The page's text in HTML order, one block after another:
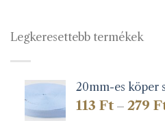
Legkeresettebb termékek
20mm-es köper
113 Ft – 279